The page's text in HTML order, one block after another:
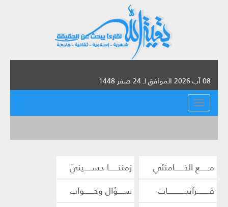
08 آب 2026 الموافق لـ 24 صفر 1448
القائمة
مــــــع الخــــــامنئي
زمننــــــا حســـــينيّ
قــــــــرآنيــــــــــــات
ســــؤال وجــــــواب